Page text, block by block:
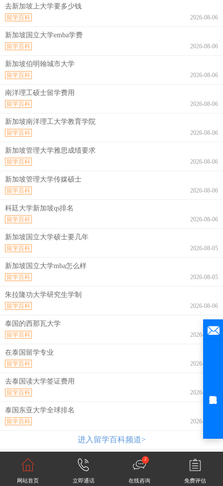
去新加坡上大学要多少钱
2026-08-06
留学百科
新加坡国立大学emba学费
2026-08-06
留学百科
新加坡伯明翰城市大学
2026-08-06
留学百科
南洋理工硕士留学费用
2026-08-06
留学百科
新加坡南洋理工大学教育学院
2026-08-06
留学百科
新加坡管理大学雅思成绩要求
2026-08-06
留学百科
新加坡管理大学传媒硕士
2026-08-06
留学百科
科廷大学新加坡qs排名
2026-08-06
留学百科
新加坡国立大学硕士要几年
2026-08-05
留学百科
新加坡国立大学mba怎么样
2026-08-05
留学百科
朱拉隆功大学研究生学制
2026-08-06
留学百科
泰国的西那瓦大学
2026-08-06
留学百科
在泰国留学专业
2026-08-06
留学百科
去泰国读大学签证费用
2026-08-06
留学百科
泰国东亚大学全球排名
2026-08-06
留学百科
进入留学百科频道>
网站首页 立即通话
2
在线咨询 免费评估